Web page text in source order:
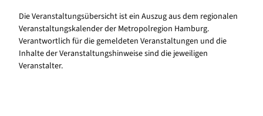
Die Veranstaltungsübersicht ist ein Auszug aus dem regionalen
Veranstaltungskalender der Metropolregion Hamburg.
Verantwortlich für die gemeldeten Veranstaltungen und die
Inhalte der Veranstaltungshinweise sind die jeweiligen
Veranstalter.